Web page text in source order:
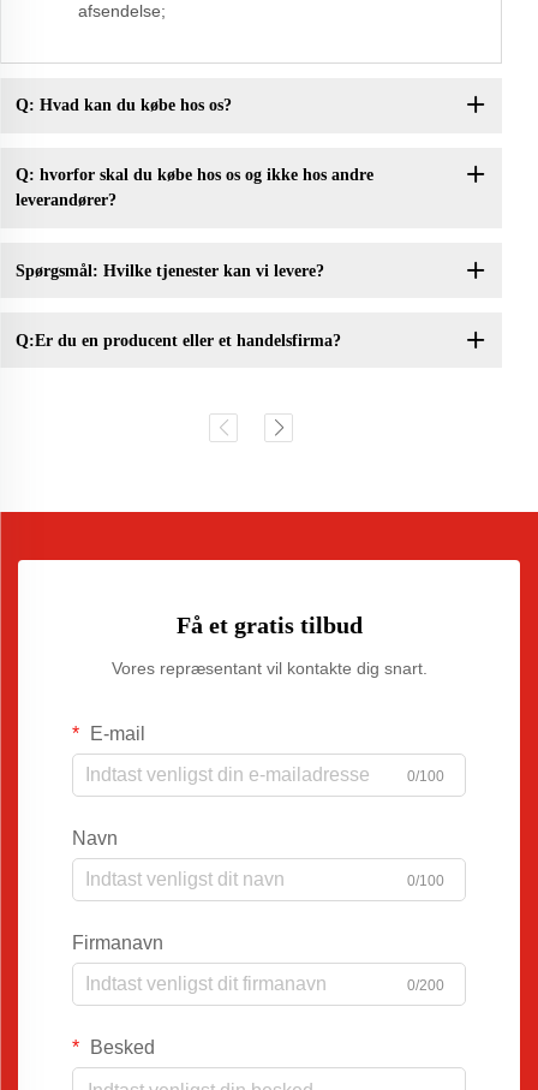
afsendelse;
Q: Hvad kan du købe hos os?
Q: hvorfor skal du købe hos os og ikke hos andre
leverandører?
Spørgsmål: Hvilke tjenester kan vi levere?
Q:Er du en producent eller et handelsfirma?
Få et gratis tilbud
Vores repræsentant vil kontakte dig snart.
E-mail
0/100
Navn
0/100
Firmanavn
0/200
Besked